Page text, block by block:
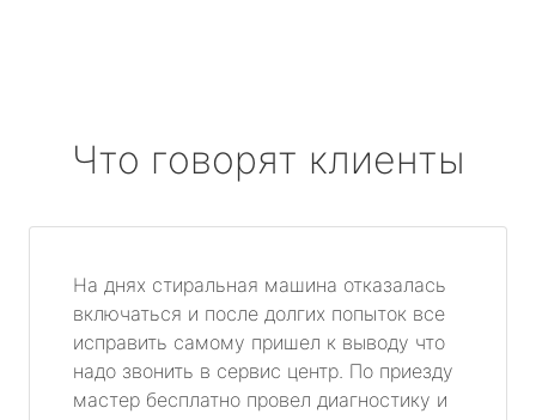
Что говорят клиенты
На днях стиральная машина отказалась
включаться и после долгих попыток все
исправить самому пришел к выводу что
надо звонить в сервис центр. По приезду
мастер бесплатно провел диагностику и